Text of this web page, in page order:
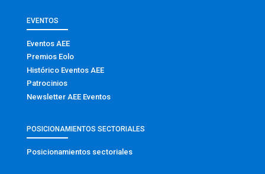
EVENTOS
Eventos AEE
Premios Eolo
Histórico Eventos AEE
Patrocinios
Newsletter AEE Eventos
POSICIONAMIENTOS SECTORIALES
Posicionamientos sectoriales